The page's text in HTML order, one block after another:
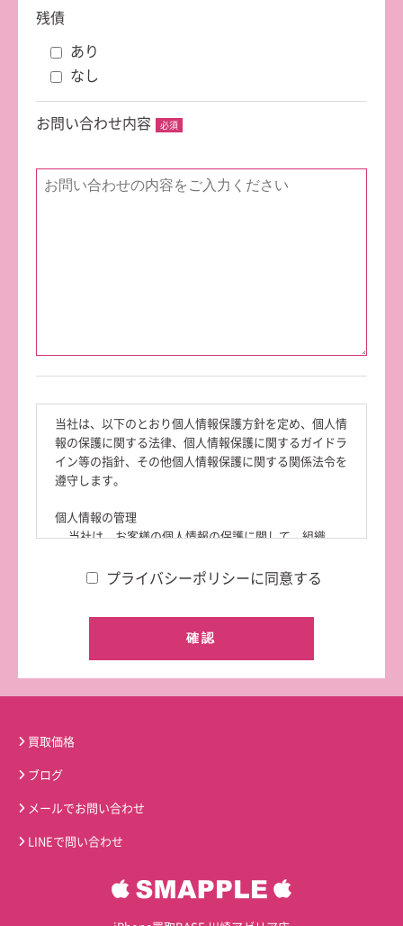
残債
あり
なし
お問い合わせ内容
当社は、以下のとおり個人情報保護方針を定め、個人情
報の保護に関する法律、個人情報保護に関するガイドラ
イン等の指針、その他個人情報保護に関する関係法令を
遵守します。
個人情報の管理
当社は、お客様の個人情報の保護に関して、組織
個人情報への不正アクセスや紛失、破損、改ざん、
個人情報の利用目的
本サイトの運営、維持、管理
本サイトを通じたサービスの提供
本サイトを通じたお問い合わせ等への対応
当社は、お客様よりお預かりした個人情報を適切に
プライバシーポリシーに同意する
買取価格
ブログ
メールでお問い合わせ
LINEで問い合わせ